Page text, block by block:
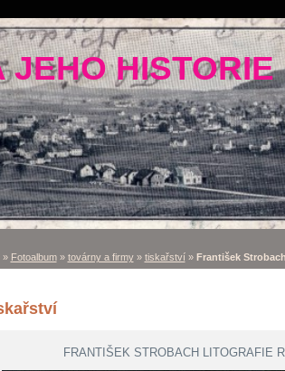
HISTORIE
» Fotoalbum» továrny a firmy» tiskařství» František
FRANTIŠEK STROBACH LITOGRAFIE